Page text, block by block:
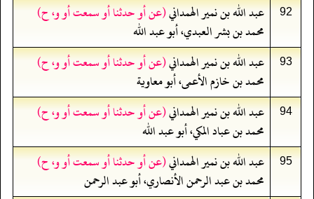
92 عبد الله بن نمير الهمداني(عن أو حدثنا أو سمعت أو و، ح)
محمد بن بشر العبدي، أبو عبد الله
93 عبد الله بن نمير الهمداني(عن أو حدثنا أو سمعت أو و، ح)
محمد بن خازم الأعمى، أبو معاوية
94 عبد الله بن نمير الهمداني(عن أو حدثنا أو سمعت أو و، ح)
محمد بن عباد المكي، أبو عبد الله
95 عبد الله بن نمير الهمداني(عن أو حدثنا أو سمعت أو و، ح)
محمد بن عبد الرحمن الأنصاري، أبو عبد الرحمن